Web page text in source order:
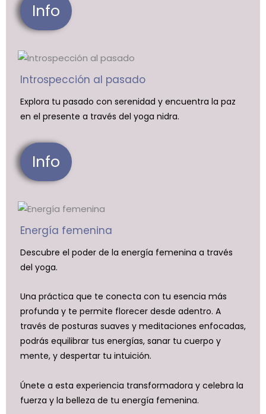
Info
Introspección al pasado
Explora tu pasado con serenidad y encuentra la paz
en el presente a través del yoga nidra.
Info
Energía femenina
Descubre el poder de la energía femenina a través
del yoga.
Una práctica que te conecta con tu esencia más
profunda y te permite florecer desde adentro. A
través de posturas suaves y meditaciones enfocadas,
podrás equilibrar tus energías, sanar tu cuerpo y
mente, y despertar tu intuición.
Únete a esta experiencia transformadora y celebra la
fuerza y la belleza de tu energía femenina.